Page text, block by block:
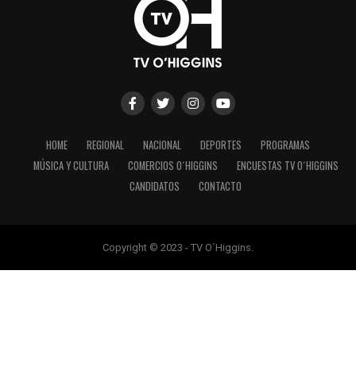
HOME REGIONAL NACIONAL DEPORTES
PROGRAMAS
MÚSICA Y CULTURA
COMERCIOS O´HIGGINS
ENCUESTAS TV O´HIGGINS
CANDIDATOS
CONTACTO
Copyright © 2023 - TV O´Higgins.